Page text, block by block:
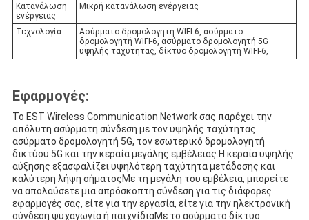
Κατανάλωση
ενέργειας
Μικρή κατανάλωση ενέργειας
Τεχνολογία
Ασύρματο δρομολογητή WIFI-6, ασύρματο
δρομολογητή WIFI-6, ασύρματο δρομολογητή 5G
υψηλής ταχύτητας, δίκτυο δρομολογητή WIFI-6,
Εφαρμογές:
Το EST Wireless Communication Network σας παρέχει την
απόλυτη ασύρματη σύνδεση με τον υψηλής ταχύτητας
ασύρματο δρομολογητή 5G, τον εσωτερικό δρομολογητή
δικτύου 5G και την κεραία μεγάλης εμβέλειας.Η κεραία υψηλής
αύξησης εξασφαλίζει υψηλότερη ταχύτητα μετάδοσης και
καλύτερη λήψη σήματοςΜε τη μεγάλη του εμβέλεια, μπορείτε
να απολαύσετε μια απρόσκοπτη σύνδεση για τις διάφορες
εφαρμογές σας, είτε για την εργασία, είτε για την ηλεκτρονική
σύνδεση.ψυχαγωγία ή παιχνίδιαΜε το ασύρματο δίκτυο